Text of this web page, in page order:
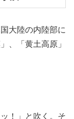
大陸の内陸部に
、「黄土高原」
！」と吹く。そ